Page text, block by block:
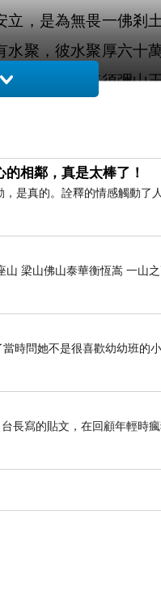
，是為無畏一佛剎
聚，彼水聚厚六十
諸比丘，其須彌山
眾聖賢，最大威德
，赤真珠車渠馬瑙
多羅行樹，周匝園
樓櫓，臺殿房廊，
七重牆壁，欄楯鈴
具足。其上分級，
二千由旬中，有
陀諸天宮殿住。其
化上梵身天下，於
別有天宮住，名為
更有諸天，名無邊
，若生若滅邊際所
由旬，圓如滿月，
名閻浮提，其地
彼弗婆提訶洲。西
相鄰，真是太棒了！
是真的。詮釋的情感觸動了
山 梁山佛山泰華衡恆嵩 一山
時問她不是很喜歡幼幼班的
長寫的貼文，在回顧年輕時